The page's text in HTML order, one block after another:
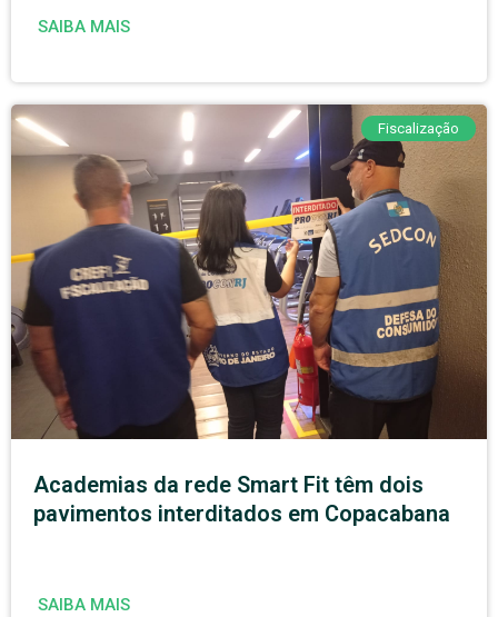
SAIBA MAIS
Fiscalização
Academias da rede Smart Fit têm dois
pavimentos interditados em Copacabana
SAIBA MAIS